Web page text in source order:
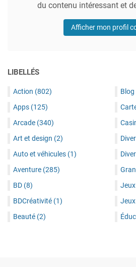
du contenu intéressant et
Afficher mon profil
LIBELLÉS
Action (802)
Apps (125)
Arcade (340)
Art et design (2)
Auto et véhicules (1)
Aventure (285)
BD (8)
BDCréativité (1)
Beauté (2)
Blog